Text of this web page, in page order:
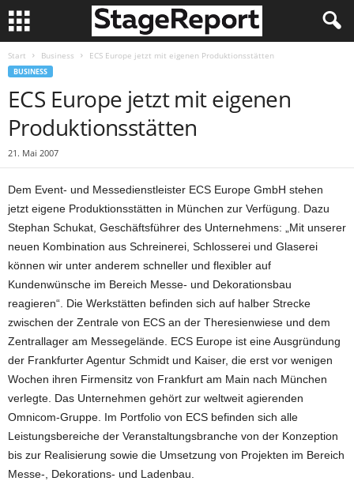
Start Business ECS Europe jetzt mit eigenen Produktionsstätten
BUSINESS
ECS Europe jetzt mit eigenen
Produktionsstätten
21. Mai 2007
Dem Event- und Messedienstleister ECS Europe GmbH stehen
jetzt eigene Produktionsstätten in München zur Verfügung. Dazu
Stephan Schukat, Geschäftsführer des Unternehmens: „Mit unserer
neuen Kombination aus Schreinerei, Schlosserei und Glaserei
können wir unter anderem schneller und flexibler auf
Kundenwünsche im Bereich Messe- und Dekorationsbau
reagieren“. Die Werkstätten befinden sich auf halber Strecke
zwischen der Zentrale von ECS an der Theresienwiese und dem
Zentrallager am Messegelände. ECS Europe ist eine Ausgründung
der Frankfurter Agentur Schmidt und Kaiser, die erst vor wenigen
Wochen ihren Firmensitz von Frankfurt am Main nach München
verlegte. Das Unternehmen gehört zur weltweit agierenden
Omnicom-Gruppe. Im Portfolio von ECS befinden sich alle
Leistungsbereiche der Veranstaltungsbranche von der Konzeption
bis zur Realisierung sowie die Umsetzung von Projekten im Bereich
Messe-, Dekorations- und Ladenbau.